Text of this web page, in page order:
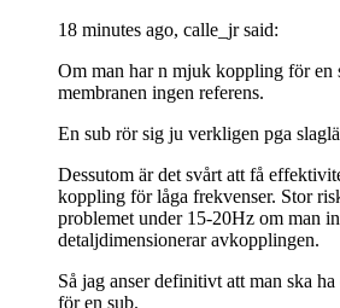
18 minutes ago, calle_jr said:
Om man har n mjuk koppling för en
membranen ingen referens.
En sub rör sig ju verkligen pga
Dessutom är det svårt att få
koppling för låga frekvenser. Stor
problemet under 15-20Hz om man
detaljdimensionerar avkopplingen.
Så jag anser definitivt att man ska
för en sub.